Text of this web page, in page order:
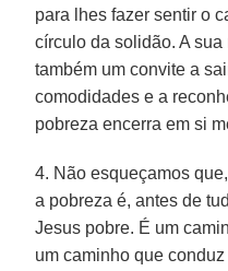
para lhes fazer sentir o
círculo da solidão. A
também um convite a
comodidades e a
pobreza encerra em si
4. Não esqueçamos
a pobreza é, antes de
Jesus pobre. É um
um caminho que